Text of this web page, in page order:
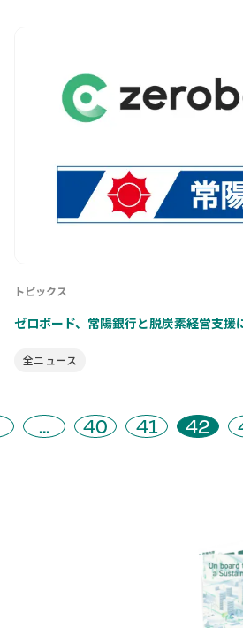
トピックス
ゼロボード、常陽銀行と脱炭素経営支援
全ニュース
... 40 41 42